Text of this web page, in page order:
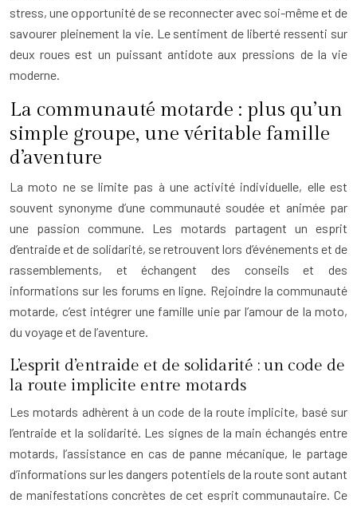
stress, une opportunité de se reconnecter avec soi-même et de
savourer pleinement la vie. Le sentiment de liberté ressenti sur
deux roues est un puissant antidote aux pressions de la vie
moderne.
La communauté motarde : plus qu’un
simple groupe, une véritable famille
d’aventure
La moto ne se limite pas à une activité individuelle, elle est
souvent synonyme d’une communauté soudée et animée par
une passion commune. Les motards partagent un esprit
d’entraide et de solidarité, se retrouvent lors d’événements et de
rassemblements, et échangent des conseils et des
informations sur les forums en ligne. Rejoindre la communauté
motarde, c’est intégrer une famille unie par l’amour de la moto,
du voyage et de l’aventure.
L’esprit d’entraide et de solidarité : un code de
la route implicite entre motards
Les motards adhèrent à un code de la route implicite, basé sur
l’entraide et la solidarité. Les signes de la main échangés entre
motards, l’assistance en cas de panne mécanique, le partage
d’informations sur les dangers potentiels de la route sont autant
de manifestations concrètes de cet esprit communautaire. Ce